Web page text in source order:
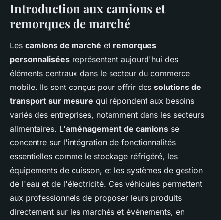
Introduction aux camions et
remorques de marché
Les camions de marché et remorques
personnalisées représentent aujourd'hui des
éléments centraux dans le secteur du commerce
mobile. Ils sont conçus pour offrir des solutions de
transport sur mesure qui répondent aux besoins
variés des entreprises, notamment dans les secteurs
alimentaires. L'aménagement de camions se
concentre sur l'intégration de fonctionnalités
essentielles comme le stockage réfrigéré, les
équipements de cuisson, et les systèmes de gestion
de l'eau et de l'électricité. Ces véhicules permettent
aux professionnels de proposer leurs produits
directement sur les marchés et événements, en